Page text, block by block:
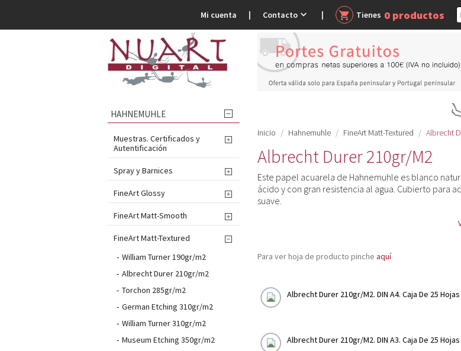
Mi cuenta Contacto shopping_cart Tienes 0 productos
HAHNEMUHLE 
Muestras. Certificados y
Autentificación

Spray y Barnices 
FineArt Glossy 
FineArt Matt-Smooth 
FineArt Matt-Textured 
William Turner 190gr/m2
Albrecht Durer 210gr/m2
Torchon 285gr/m2
German Etching 310gr/m2
William Turner 310gr/m2
Museum Etching 350gr/m2
Inicio Hahnemuhle FineArt Matt-Textured Albrecht
Albrecht Durer 210gr/m2
Este papel acuarela de Hahnemuhle es blanco
ácido y con gran resistencia al agua. Cubierto para
suave.
Para ver hoja de producto pinche aquí
Albrecht Durer 210gr/m2. DIN A4. Caja De 25 Hojas
Albrecht Durer 210gr/m2. DIN A3. Caja De 25 Hojas